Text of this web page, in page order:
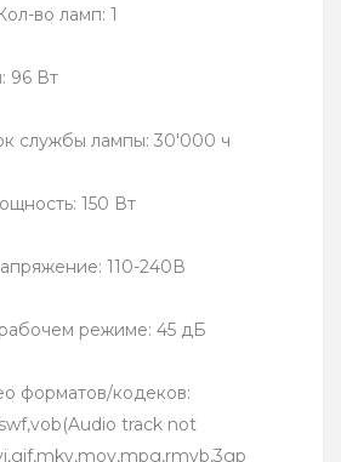
во ламп: 1
96 Вт
службы лампы: 30'000 ч
150 Вт
110-240В
режиме: 45 дБ
форматов/кодеков:
track not